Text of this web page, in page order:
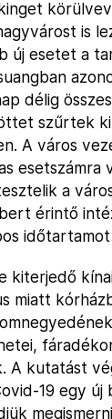
is
új esetet a
délig
szűrtek ki
A város
a
érintő
kiterjedő
miatt
A kutatást
19 egy új